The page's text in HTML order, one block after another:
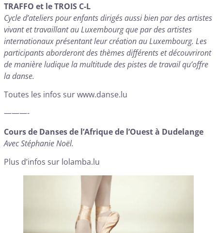
TRAFFO et le TROIS C-L
Cycle d’ateliers pour enfants dirigés aussi bien par des artistes
vivant et travaillant au Luxembourg que par des artistes
internationaux présentant leur création au Luxembourg. Les
participants aborderont des thèmes différents et découvriront
de manière ludique la multitude des pistes de travail qu’offre
la danse.
Toutes les infos surwww.danse.lu
———-
Cours de Danses de l’Afrique de l’Ouest à Dudelange
Avec Stéphanie Noël.
Plus d’infos sur lolamba.lu